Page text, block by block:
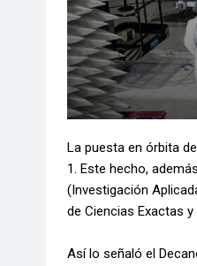
La puesta en órbita
1. Este hecho,
(Investigación
de Ciencias Exactas
Así lo señaló el